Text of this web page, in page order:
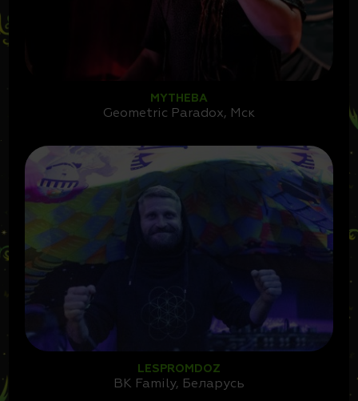
MYTHEBA
Geometric Paradox, Мск
LESPROMDOZ
BK Family, Беларусь